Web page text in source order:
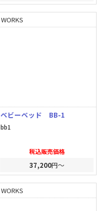
WORKS
ベビーベッド BB-1
bb1
税込販売価格
37,200円～
WORKS